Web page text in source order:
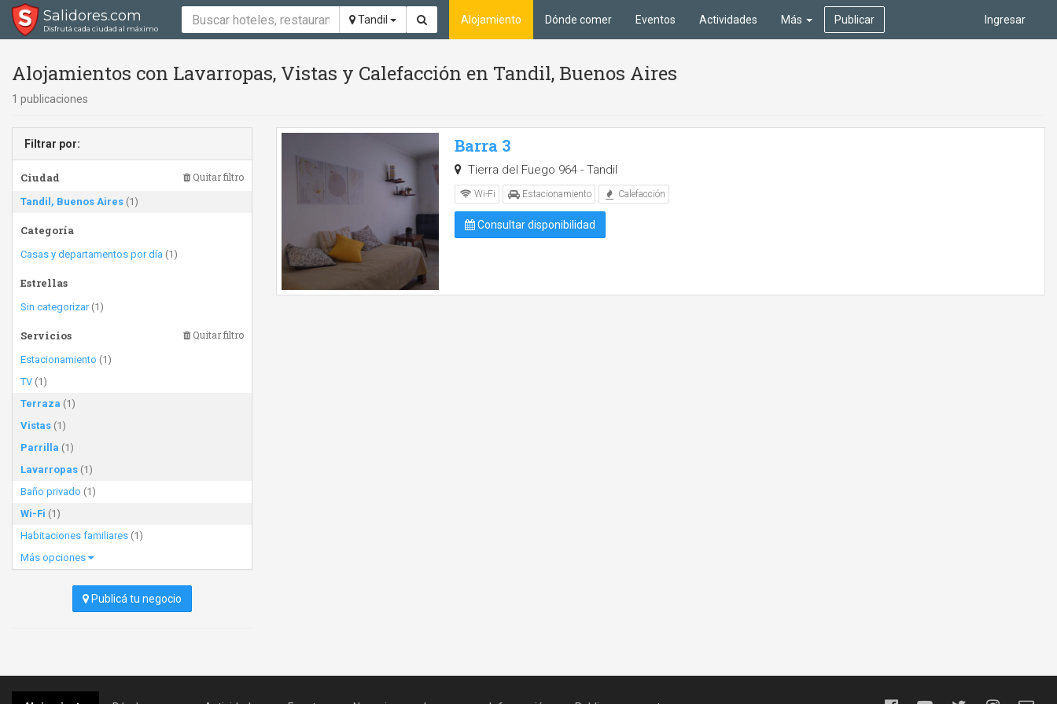
Salidores.com
Disfrutá cada ciudad al máximo
Tandil Ingresar
Alojamiento Dónde comer Eventos Actividades Más Publicar
Alojamientos con Lavarropas, Vistas y Calefacción en Tandil, Buenos Aires
1 publicaciones
Filtrar por:
Ciudad Quitar filtro
Tandil, Buenos Aires (1)
Categoría
Casas y departamentos por día (1)
Estrellas
Sin categorizar(1)
Servicios Quitar filtro
Estacionamiento (1)
TV (1)
Terraza (1)
Vistas (1)
Parrilla (1)
Lavarropas (1)
Baño privado (1)
Wi-Fi (1)
Habitaciones familiares (1)
Más opciones
Publicá tu negocio
Barra 3
Tierra del Fuego 964 - Tandil
Wi-Fi Estacionamiento Calefacción
Consultar disponibilidad